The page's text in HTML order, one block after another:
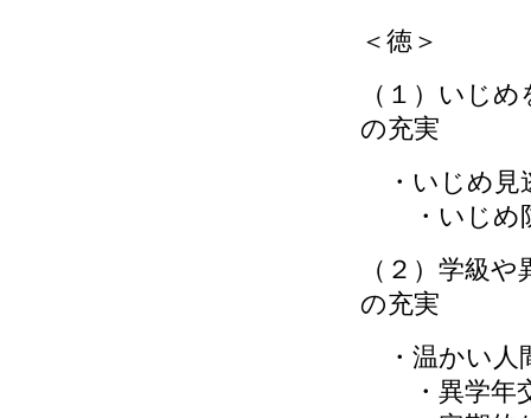
＜徳＞
（１）いじ
の充実
・いじめ見
・いじめ防
（２）学級
の充実
・温かい人
・異学年